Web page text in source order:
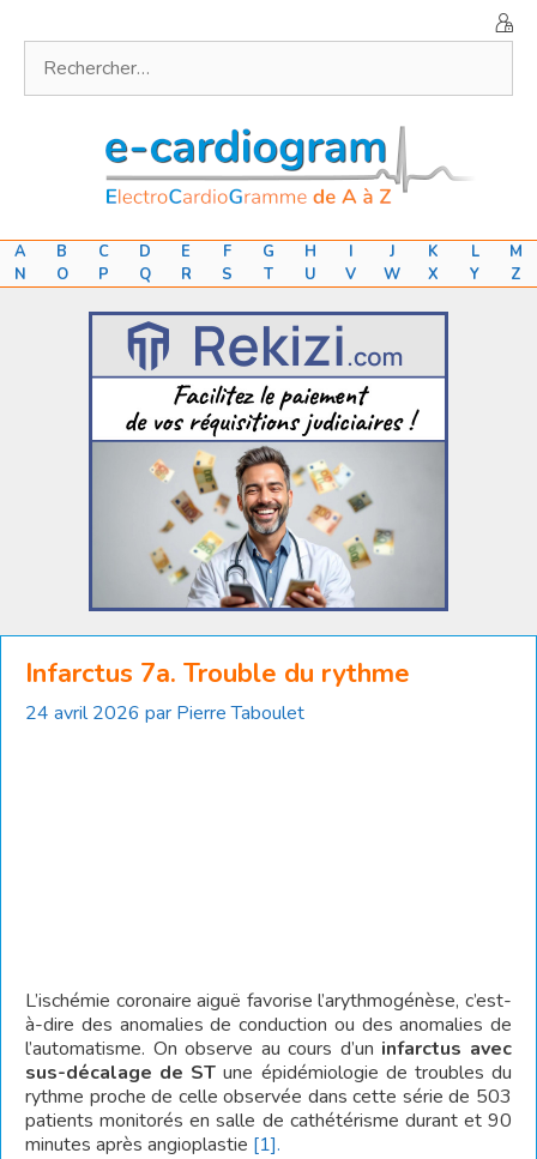
contenu
A B C D E F G H I J K L
M
N
O P Q R S T U V W X Y Z
Infarctus 7a. Trouble du rythme
24 avril 2026 par Pierre Taboulet
L’ischémie coronaire aiguë favorise l’arythmogénèse, c’est-
à-dire des anomalies de conduction ou des anomalies de
l’automatisme. On observe au cours d’un infarctus avec
sus-décalage de ST une épidémiologie de troubles du
rythme proche de celle observée dans cette série de 503
patients monitorés en salle de cathétérisme durant et 90
minutes après angioplastie [1].